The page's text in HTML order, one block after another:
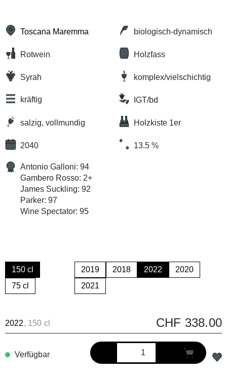
Toscana Maremma biologisch-dynamisch
Rotwein Holzfass
Syrah komplex/vielschichtig
kräftig IGT/bd
salzig, vollmundig Holzkiste 1er
2040 13.5 %
Antonio Galloni: 94
Gambero Rosso: 2+
James Suckling: 92
Parker: 97
Wine Spectator: 95
150 cl
75 cl
2019 2018 2022
2020
2021
2022, 150 cl CHF 338.00
Verfügbar